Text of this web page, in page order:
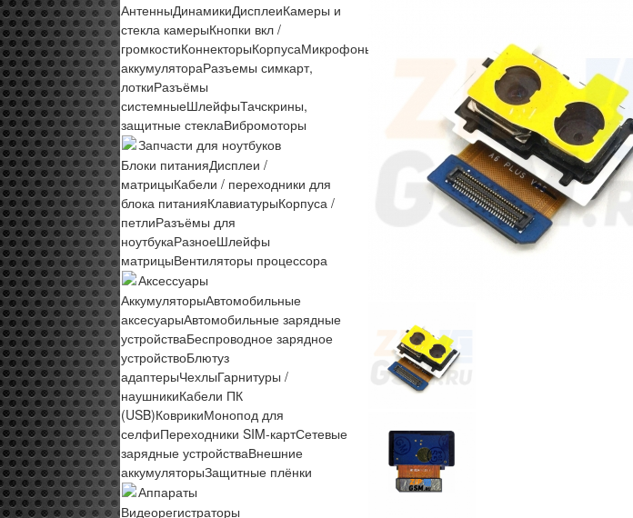
АнтенныДинамикиДисплеиКамеры и
стекла камерыКнопки вкл /
громкостиКоннекторыКорпусаМикрофоны
Разъёмы
аккумулятораРазъемы симкарт,
лоткиРазъёмы
системныеШлейфыТачскрины,
защитные стеклаВибромоторы
Запчасти для ноутбуков
Блоки питанияДисплеи /
матрицыКабели / переходники для
блока питанияКлавиатурыКорпуса /
петлиРазъёмы для
ноутбукаРазноеШлейфы
матрицыВентиляторы процессора
Аксессуары
АккумуляторыАвтомобильные
аксесуарыАвтомобильные зарядные
устройстваБеспроводное зарядное
устройствоБлютуз
адаптерыЧехлыГарнитуры /
наушникиКабели ПК
(USB)КоврикиМонопод для
селфиПереходники SIM-картСетевые
зарядные устройстваВнешние
аккумуляторыЗащитные плёнки
Аппараты
Видеорегистраторы